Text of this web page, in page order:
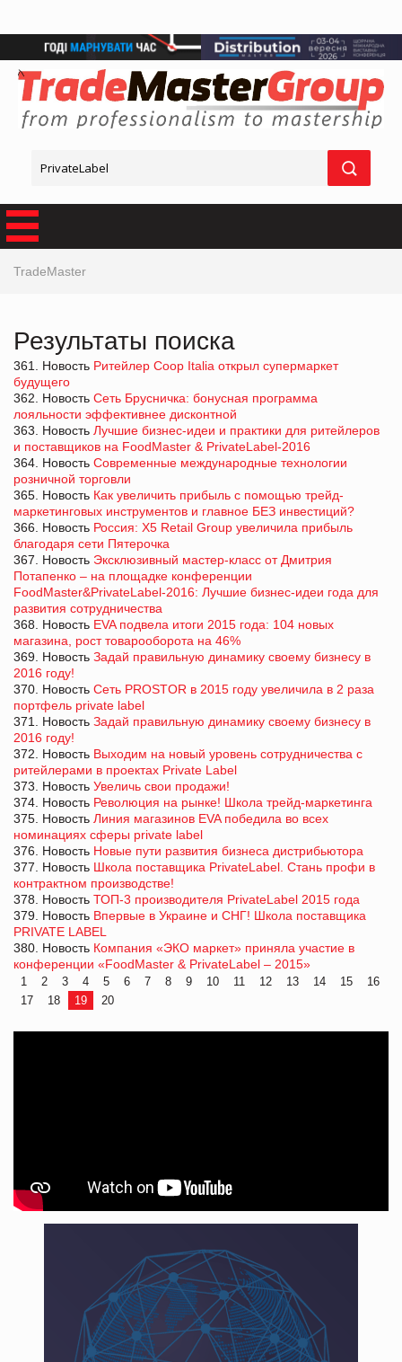
TradeMaster
Результаты поиска
361. Новость Ритейлер Coop Italia открыл супермаркет
будущего
362. Новость Сеть Брусничка: бонусная программа
лояльности эффективнее дисконтной
363. Новость Лучшие бизнес-идеи и практики для ритейлеров
и поставщиков на FoodMaster & PrivateLabel-2016
364. Новость Современные международные технологии
розничной торговли
365. Новость Как увеличить прибыль с помощью трейд-
маркетинговых инструментов и главное БЕЗ инвестиций?
366. Новость Россия: X5 Retail Group увеличила прибыль
благодаря сети Пятерочка
367. Новость Эксклюзивный мастер-класс от Дмитрия
Потапенко – на площадке конференции
FoodMaster&PrivateLabel-2016: Лучшие бизнес-идеи года для
развития сотрудничества
368. Новость EVA подвела итоги 2015 года: 104 новых
магазина, рост товарооборота на 46%
369. Новость Задай правильную динамику своему бизнесу в
2016 году!
370. Новость Сеть PROSTOR в 2015 году увеличила в 2 раза
портфель private label
371. Новость Задай правильную динамику своему бизнесу в
2016 году!
372. Новость Выходим на новый уровень сотрудничества с
ритейлерами в проектах Private Label
373. Новость Увеличь свои продажи!
374. Новость Революция на рынке! Школа трейд-маркетинга
375. Новость Линия магазинов EVA победила во всех
номинациях сферы private label
376. Новость Новые пути развития бизнеса дистрибьютора
377. Новость Школа поставщика PrivateLabel. Стань профи в
контрактном производстве!
378. Новость ТОП-3 производителя PrivateLabel 2015 года
379. Новость Впервые в Украине и СНГ! Школа поставщика
PRIVATE LABEL
380. Новость Компания «ЭКО маркет» приняла участие в
конференции «FoodMaster & PrivateLabel – 2015»
1 2 3 4 5 6 7 8 9 10 11 12 13 14 15
16
17
18 19 20